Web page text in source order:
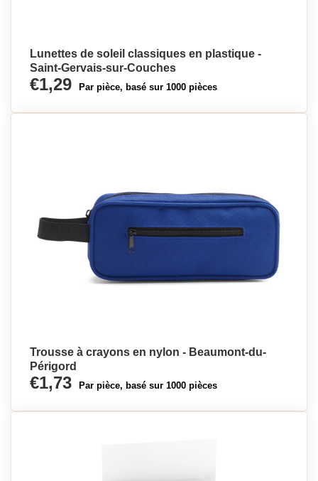
Lunettes de soleil classiques en plastique -
Saint-Gervais-sur-Couches
€1,29 Par pièce, basé sur 1000 pièces
Trousse à crayons en nylon - Beaumont-du-
Périgord
€1,73 Par pièce, basé sur 1000 pièces